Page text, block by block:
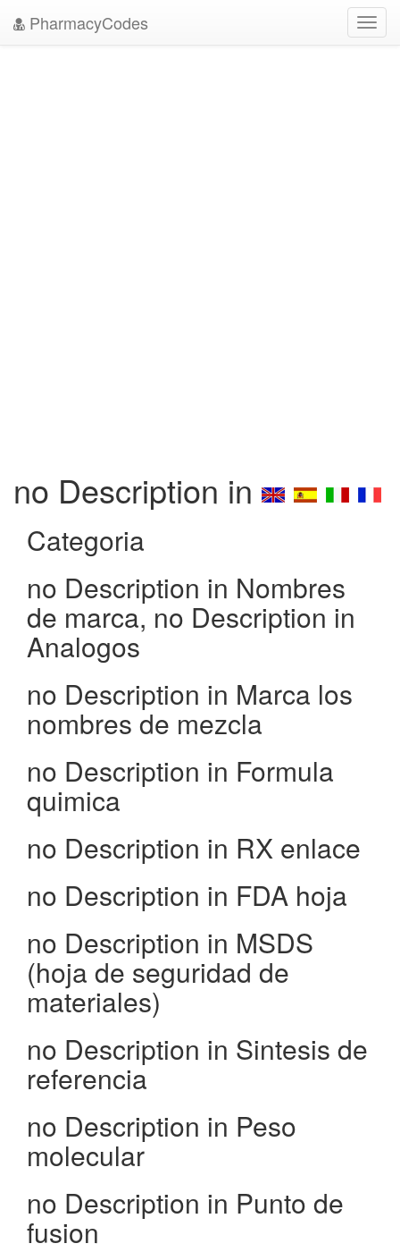
PharmacyCodes
no Description in
Categoria
no Description in Nombres
de marca, no Description in
Analogos
no Description in Marca los
nombres de mezcla
no Description in Formula
quimica
no Description in RX enlace
no Description in FDA hoja
no Description in MSDS
(hoja de seguridad de
materiales)
no Description in Sintesis de
referencia
no Description in Peso
molecular
no Description in Punto de
fusion